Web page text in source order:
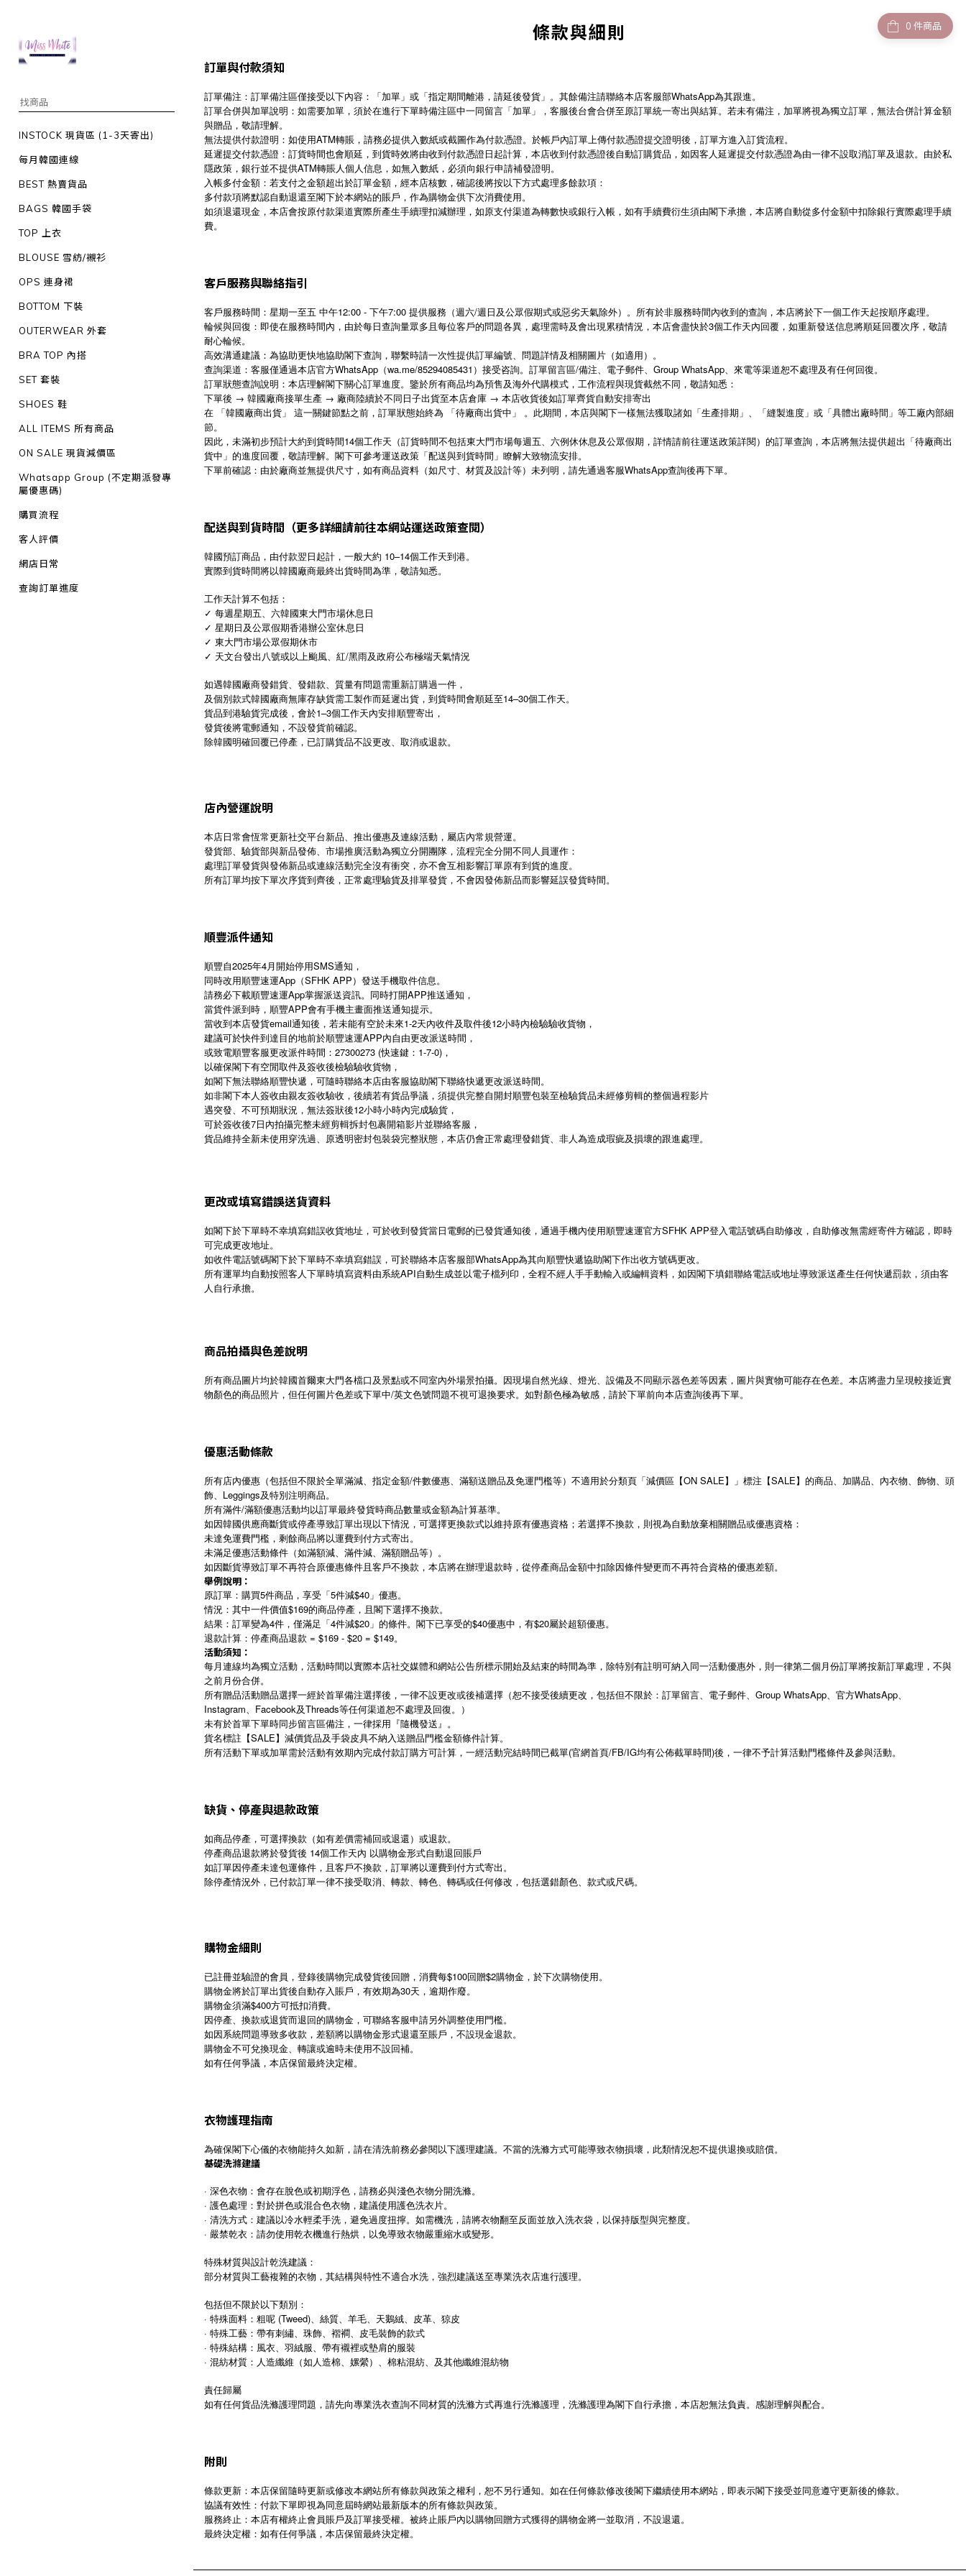
INSTOCK 現貨區 (1-3天寄出)
每月韓國連線
BEST 熱賣貨品
BAGS 韓國手袋
TOP 上衣
BLOUSE 雪紡/襯衫
OPS 連身裙
BOTTOM 下裝
OUTERWEAR 外套
BRA TOP 內搭
SET 套裝
SHOES 鞋
ALL ITEMS 所有商品
ON SALE 現貨減價區
Whatsapp Group (不定期派發專
屬優惠碼)
購買流程
客人評價
網店日常
查詢訂單進度
件商品
條款與細則
訂單與付款須知
訂單備注：訂單備注區僅接受以下內容：「加單」或「指定期間離港，請延後發貨」。其餘備注請聯絡本店客服部WhatsApp為其跟進。
訂單合併與加單說明：如需要加單，須於在進行下單時備注區中一同留言「加單」，客服後台會合併至原訂單統一寄出與結算。若未有備注，加單將視為獨立訂單，無法合併計算金額
與贈品，敬請理解。
無法提供付款證明：如使用ATM轉賬，請務必提供入數紙或截圖作為付款憑證。於帳戶內訂單上傳付款憑證提交證明後，訂單方進入訂貨流程。
延遲提交付款憑證：訂貨時間也會順延，到貨時效將由收到付款憑證日起計算，本店收到付款憑證後自動訂購貨品，如因客人延遲提交付款憑證為由一律不設取消訂單及退款。由於私
隱政策，銀行並不提供ATM轉賬人個人信息，如無入數紙，必須向銀行申請補發證明。
入帳多付金額：若支付之金額超出於訂單金額，經本店核數，確認後將按以下方式處理多餘款項：
多付款項將默認自動退還至閣下於本網站的賬戶，作為購物金供下次消費使用。
如須退還現金，本店會按原付款渠道實際所產生手續理扣減辦理，如原支付渠道為轉數快或銀行入帳，如有手續費衍生須由閣下承擔，本店將自動從多付金額中扣除銀行實際處理手續
費。
客戶服務與聯絡指引
客戶服務時間：星期一至五 中午12:00 - 下午7:00 提供服務（週六/週日及公眾假期式或惡劣天氣除外）。所有於非服務時間內收到的查詢，本店將於下一個工作天起按順序處理。
輪候與回復：即使在服務時間內，由於每日查詢量眾多且每位客戶的問題各異，處理需時及會出現累積情況，本店會盡快於3個工作天內回覆，如重新發送信息將順延回覆次序，敬請
耐心輪候。
高效溝通建議：為協助更快地協助閣下查詢，聯繫時請一次性提供訂單編號、問題詳情及相關圖片（如適用）。
查詢渠道：客服僅通過本店官方WhatsApp（wa.me/85294085431）接受咨詢。訂單留言區/備注、電子郵件、Group WhatsApp、來電等渠道恕不處理及有任何回復。
訂單狀態查詢說明：本店理解閣下關心訂單進度。鑒於所有商品均為預售及海外代購模式，工作流程與現貨截然不同，敬請知悉：
下單後 → 韓國廠商接單生產 → 廠商陸續於不同日子出貨至本店倉庫 → 本店收貨後如訂單齊貨自動安排寄出
在 「韓國廠商出貨」 這一關鍵節點之前，訂單狀態始終為 「待廠商出貨中」 。此期間，本店與閣下一樣無法獲取諸如「生產排期」、「縫製進度」或「具體出廠時間」等工廠內部細
節。
因此，未滿初步預計大約到貨時間14個工作天（訂貨時間不包括東大門市場每週五、六例休休息及公眾假期，詳情請前往運送政策詳閱）的訂單查詢，本店將無法提供超出「待廠商出
貨中」的進度回覆，敬請理解。閣下可參考運送政策「配送與到貨時間」瞭解大致物流安排。
下單前確認：由於廠商並無提供尺寸，如有商品資料（如尺寸、材質及設計等）未列明，請先通過客服WhatsApp查詢後再下單。
配送與到貨時間（更多詳細請前往本網站運送政策查閱）
韓國預訂商品，由付款翌日起計，一般大約 10–14個工作天到港。
實際到貨時間將以韓國廠商最終出貨時間為準，敬請知悉。
工作天計算不包括：
✓ 每週星期五、六韓國東大門市場休息日
✓ 星期日及公眾假期香港辦公室休息日
✓ 東大門市場公眾假期休市
✓ 天文台發出八號或以上颱風、紅/黑雨及政府公布極端天氣情況
如遇韓國廠商發錯貨、發錯款、質量有問題需重新訂購過一件，
及個別款式韓國廠商無庫存缺貨需工製作而延遲出貨，到貨時間會順延至14–30個工作天。
貨品到港驗貨完成後，會於1–3個工作天內安排順豐寄出，
發貨後將電郵通知，不設發貨前確認。
除韓國明確回覆已停產，已訂購貨品不設更改、取消或退款。
店內營運說明
本店日常會恆常更新社交平台新品、推出優惠及連線活動，屬店內常規營運。
發貨部、驗貨部與新品發佈、市場推廣活動為獨立分開團隊，流程完全分開不同人員運作：
處理訂單發貨與發佈新品或連線活動完全沒有衝突，亦不會互相影響訂單原有到貨的進度。
所有訂單均按下單次序貨到齊後，正常處理驗貨及排單發貨，不會因發佈新品而影響延誤發貨時間。
順豐派件通知
順豐自2025年4月開始停用SMS通知，
同時改用順豐速運App（SFHK APP）發送手機取件信息。
請務必下載順豐速運App掌握派送資訊。同時打開APP推送通知，
當貨件派到時，順豐APP會有手機主畫面推送通知提示。
當收到本店發貨email通知後，若未能有空於未來1-2天內收件及取件後12小時內檢驗驗收貨物，
建議可於快件到達目的地前於順豐速運APP內自由更改派送時間，
或致電順豐客服更改派件時間：27300273 (快速鍵：1-7-0)，
以確保閣下有空閒取件及簽收後檢驗驗收貨物，
如閣下無法聯絡順豐快遞，可隨時聯絡本店由客服協助閣下聯絡快遞更改派送時間。
如非閣下本人簽收由親友簽收驗收，後續若有貨品爭議，須提供完整自開封順豐包裝至檢驗貨品未經修剪輯的整個過程影片
遇突發、不可預期狀況，無法簽狀後12小時小時內完成驗貨，
可於簽收後7日內拍攝完整未經剪輯拆封包裹開箱影片並聯絡客服，
貨品維持全新未使用穿洗過、原透明密封包裝袋完整狀態，本店仍會正常處理發錯貨、非人為造成瑕疵及損壞的跟進處理。
更改或填寫錯誤送貨資料
如閣下於下單時不幸填寫錯誤收貨地址，可於收到發貨當日電郵的已發貨通知後，通過手機內使用順豐速運官方SFHK APP登入電話號碼自助修改，自助修改無需經寄件方確認，即時
可完成更改地址。
如收件電話號碼閣下於下單時不幸填寫錯誤，可於聯絡本店客服部WhatsApp為其向順豐快遞協助閣下作出收方號碼更改。
所有運單均自動按照客人下單時填寫資料由系統API自動生成並以電子檔列印，全程不經人手手動輸入或編輯資料，如因閣下填錯聯絡電話或地址導致派送產生任何快遞罰款，須由客
人自行承擔。
商品拍攝與色差說明
所有商品圖片均於韓國首爾東大門各檔口及景點或不同室內外場景拍攝。因現場自然光線、燈光、設備及不同顯示器色差等因素，圖片與實物可能存在色差。本店將盡力呈現較接近實
物顏色的商品照片，但任何圖片色差或下單中/英文色號問題不視可退換要求。如對顏色極為敏感，請於下單前向本店查詢後再下單。
優惠活動條款
所有店內優惠（包括但不限於全單滿減、指定金額/件數優惠、滿額送贈品及免運門檻等）不適用於分類頁「減價區【ON SALE】」標注【SALE】的商品、加購品、內衣物、飾物、頭
飾、Leggings及特別注明商品。
所有滿件/滿額優惠活動均以訂單最終發貨時商品數量或金額為計算基準。
如因韓國供應商斷貨或停產導致訂單出現以下情況，可選擇更換款式以維持原有優惠資格；若選擇不換款，則視為自動放棄相關贈品或優惠資格：
未達免運費門檻，剩餘商品將以運費到付方式寄出。
未滿足優惠活動條件（如滿額減、滿件減、滿額贈品等）。
如因斷貨導致訂單不再符合原優惠條件且客戶不換款，本店將在辦理退款時，從停產商品金額中扣除因條件變更而不再符合資格的優惠差額。
舉例說明：
原訂單：購買5件商品，享受「5件減$40」優惠。
情況：其中一件價值$169的商品停產，且閣下選擇不換款。
結果：訂單變為4件，僅滿足「4件減$20」的條件。閣下已享受的$40優惠中，有$20屬於超額優惠。
退款計算：停產商品退款 = $169 - $20 = $149。
活動須知 ：
每月連線均為獨立活動，活動時間以實際本店社交媒體和網站公告所標示開始及結束的時間為準，除特別有註明可納入同一活動優惠外，則一律第二個月份訂單將按新訂單處理，不與
之前月份合併。
所有贈品活動贈品選擇一經於首單備注選擇後，一律不設更改或後補選擇（恕不接受後續更改，包括但不限於：訂單留言、電子郵件、Group WhatsApp、官方WhatsApp、
Instagram、Facebook及Threads等任何渠道恕不處理及回復。）
未有於首單下單時同步留言區備注，一律採用『隨機發送』。
貨名標註【SALE】減價貨品及手袋皮具不納入送贈品門檻金額條件計算。
所有活動下單或加單需於活動有效期內完成付款訂購方可計算，一經活動完結時間已截單(官網首頁/FB/IG均有公佈截單時間)後，一律不予計算活動門檻條件及參與活動。
缺貨、停產與退款政策
如商品停產，可選擇換款（如有差價需補回或退還）或退款。
停產商品退款將於發貨後 14個工作天內 以購物金形式自動退回賬戶
如訂單因停產未達包運條件，且客戶不換款，訂單將以運費到付方式寄出。
除停產情況外，已付款訂單一律不接受取消、轉款、轉色、轉碼或任何修改，包括選錯顏色、款式或尺碼。
購物金細則
已註冊並驗證的會員，登錄後購物完成發貨後回贈，消費每$100回贈$2購物金，於下次購物使用。
購物金將於訂單出貨後自動存入賬戶，有效期為30天，逾期作廢。
購物金須滿$400方可抵扣消費。
因停產、換款或退貨而退回的購物金，可聯絡客服申請另外調整使用門檻。
如因系統問題導致多收款，差額將以購物金形式退還至賬戶，不設現金退款。
購物金不可兌換現金、轉讓或逾時未使用不設回補。
如有任何爭議，本店保留最終決定權。
衣物護理指南
為確保閣下心儀的衣物能持久如新，請在清洗前務必參閱以下護理建議。不當的洗滌方式可能導致衣物損壞，此類情況恕不提供退換或賠償。
基礎洗滌建議
· 深色衣物：會存在脫色或初期浮色，請務必與淺色衣物分開洗滌。
· 護色處理：對於拼色或混合色衣物，建議使用護色洗衣片。
· 清洗方式：建議以冷水輕柔手洗，避免過度扭擰。如需機洗，請將衣物翻至反面並放入洗衣袋，以保持版型與完整度。
· 嚴禁乾衣：請勿使用乾衣機進行熱烘，以免導致衣物嚴重縮水或變形。
特殊材質與設計乾洗建議：
部分材質與工藝複雜的衣物，其結構與特性不適合水洗，強烈建議送至專業洗衣店進行護理。
包括但不限於以下類別：
· 特殊面料：粗呢 (Tweed)、絲質、羊毛、天鵝絨、皮革、猄皮
· 特殊工藝：帶有刺繡、珠飾、褶襇、皮毛裝飾的款式
· 特殊結構：風衣、羽絨服、帶有襯裡或墊肩的服裝
· 混紡材質：人造纖維（如人造棉、嫘縈）、棉粘混紡、及其他纖維混紡物
責任歸屬
如有任何貨品洗滌護理問題，請先向專業洗衣查詢不同材質的洗滌方式再進行洗滌護理，洗滌護理為閣下自行承擔，本店恕無法負責。感謝理解與配合。
附則
條款更新：本店保留隨時更新或修改本網站所有條款與政策之權利，恕不另行通知。如在任何條款修改後閣下繼續使用本網站，即表示閣下接受並同意遵守更新後的條款。
協議有效性：付款下單即視為同意屆時網站最新版本的所有條款與政策。
服務終止：本店有權終止會員賬戶及訂單接受權。被終止賬戶內以購物回贈方式獲得的購物金將一並取消，不設退還。
最終決定權：如有任何爭議， 本店保留最終決定權。